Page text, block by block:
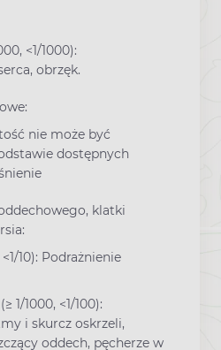
<1/1000):
obrzęk.
nie może być
dostępnych
klatki
10): Podrażnienie
1/1000, <1/100):
i skurcz oskrzeli,
oddech, pęcherze w